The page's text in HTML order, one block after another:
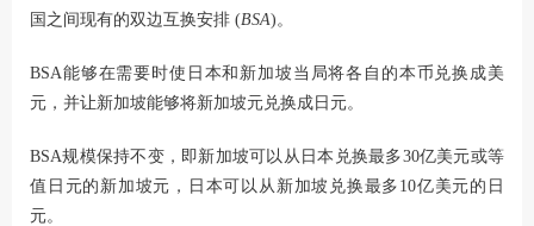
国之间现有的双边互换安排 (BSA)。
BSA能够在需要时使日本和新加坡当局将各自的本币兑换成美
元，并让新加坡能够将新加坡元兑换成日元。
BSA规模保持不变，即新加坡可以从日本兑换最多30亿美元或等
值日元的新加坡元，日本可以从新加坡兑换最多10亿美元的日
元。